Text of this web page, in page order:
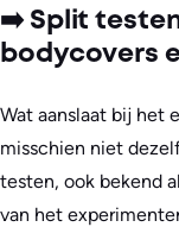
➡️ Split
bodycovers
Wat aanslaat bij het
misschien niet
testen, ook bekend
van het